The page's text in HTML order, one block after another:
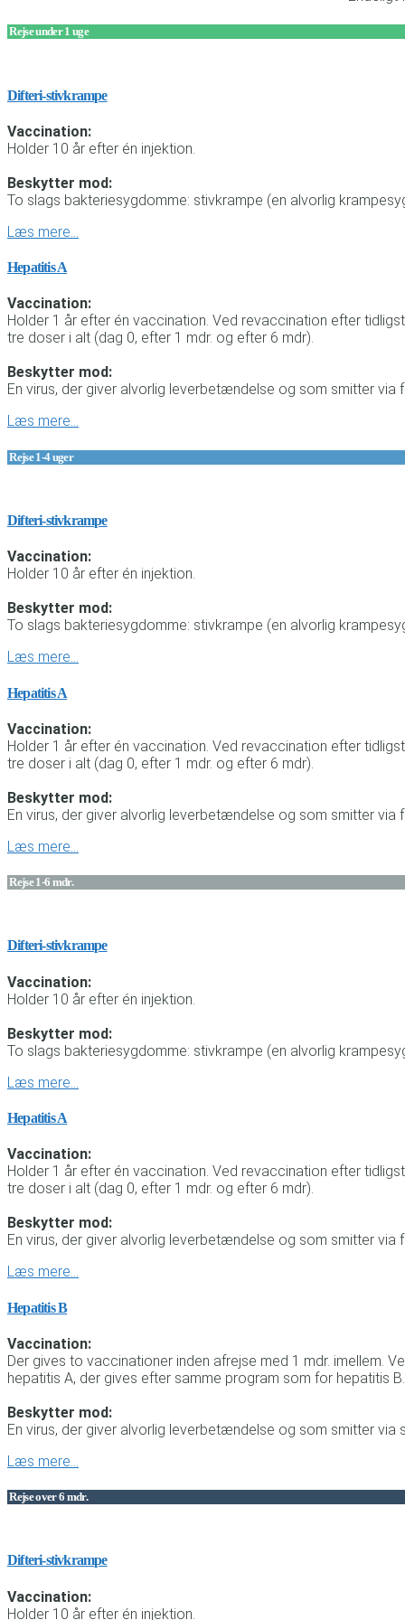
Rejse under 1 uge
Difteri-stivkrampe
Vaccination:
Holder 10 år efter én injektion.
Beskytter mod:
To slags bakteriesygdomme: stivkrampe (en alvorlig
Læs mere…
Hepatitis A
Vaccination:
Holder 1 år efter én vaccination. Ved revaccination efter
tre doser i alt (dag 0, efter 1 mdr. og efter 6 mdr).
Beskytter mod:
En virus, der giver alvorlig leverbetændelse og som smitter via
Læs mere…
Rejse 1-4 uger
Difteri-stivkrampe
Vaccination:
Holder 10 år efter én injektion.
Beskytter mod:
To slags bakteriesygdomme: stivkrampe (en alvorlig
Læs mere…
Hepatitis A
Vaccination:
Holder 1 år efter én vaccination. Ved revaccination efter
tre doser i alt (dag 0, efter 1 mdr. og efter 6 mdr).
Beskytter mod:
En virus, der giver alvorlig leverbetændelse og som smitter via
Læs mere…
Rejse 1-6 mdr.
Difteri-stivkrampe
Vaccination:
Holder 10 år efter én injektion.
Beskytter mod:
To slags bakteriesygdomme: stivkrampe (en alvorlig
Læs mere…
Hepatitis A
Vaccination:
Holder 1 år efter én vaccination. Ved revaccination efter
tre doser i alt (dag 0, efter 1 mdr. og efter 6 mdr).
Beskytter mod:
En virus, der giver alvorlig leverbetændelse og som smitter via
Læs mere…
Hepatitis B
Vaccination:
Der gives to vaccinationer inden afrejse med 1 mdr. imellem.
hepatitis A, der gives efter samme program som for hepatitis B.
Beskytter mod:
En virus, der giver alvorlig leverbetændelse og som smitter via
Læs mere…
Rejse over 6 mdr.
Difteri-stivkrampe
Vaccination:
Holder 10 år efter én injektion.